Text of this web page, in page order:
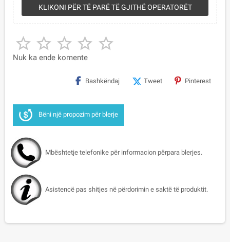
KLIKONI PËR TË PARË TË GJITHË OPERATORËT
    
Nuk ka ende komente
Bashkëndaj Tweet Pinterest
Bëni një propozim për blerje
Mbështetje telefonike për informacion përpara blerjes.
Asistencë pas shitjes në përdorimin e saktë të produktit.